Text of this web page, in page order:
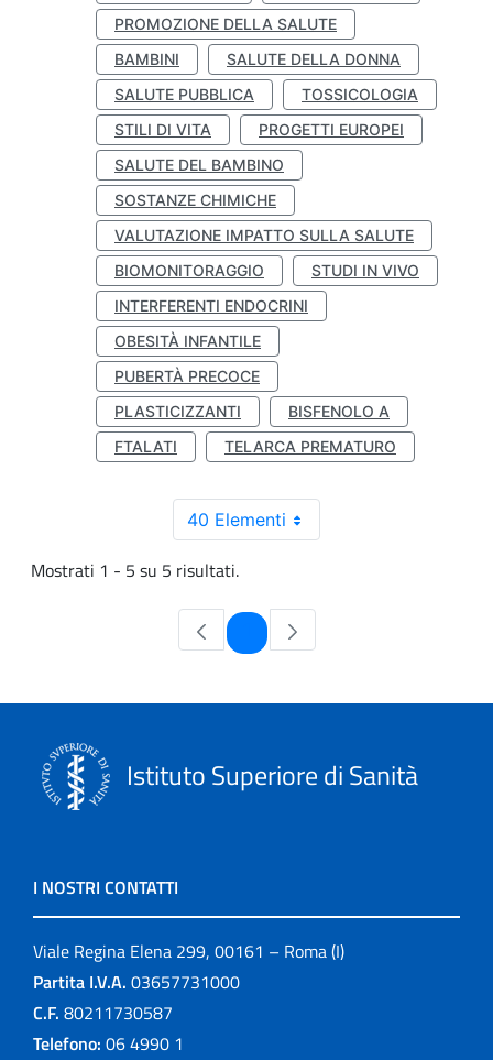
PROMOZIONE DELLA SALUTE
BAMBINI
SALUTE DELLA DONNA
SALUTE PUBBLICA
TOSSICOLOGIA
STILI DI VITA
PROGETTI EUROPEI
SALUTE DEL BAMBINO
SOSTANZE CHIMICHE
VALUTAZIONE IMPATTO SULLA SALUTE
BIOMONITORAGGIO
STUDI IN VIVO
INTERFERENTI ENDOCRINI
OBESITÀ INFANTILE
PUBERTÀ PRECOCE
PLASTICIZZANTI
BISFENOLO A
FTALATI
TELARCA PREMATURO
40 Elementi
Mostrati 1 - 5 su 5 risultati.
Pagina
Istituto Superiore di Sanità
I NOSTRI CONTATTI
Viale Regina Elena 299, 00161 – Roma (I)
Partita I.V.A. 03657731000
C.F. 80211730587
Telefono: 06 4990 1